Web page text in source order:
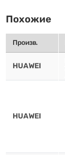
Похожие
Произв.
HUAWEI
HUAWEI